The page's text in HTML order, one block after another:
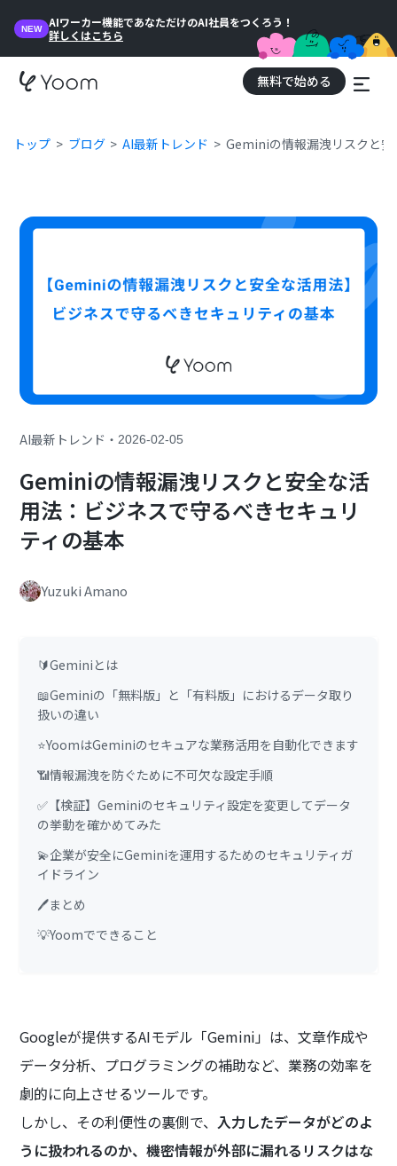
NEW
AIワーカー機能であなただけのAI社員をつくろう！
詳しくはこちら
無料で始める
トップ ブログ AI最新トレンド Geminiの情報漏洩リスクと
AI最新トレンド ・2026-02-05
Geminiの情報漏洩リスクと安全な活
用法：ビジネスで守るべきセキュリ
ティの基本
Yuzuki Amano
🔰Geminiとは
📖Geminiの「無料版」と「有料版」におけるデータ取り
扱いの違い
⭐YoomはGeminiのセキュアな業務活用を自動化できます
📶情報漏洩を防ぐために不可欠な設定手順
✅【検証】Geminiのセキュリティ設定を変更してデータ
の挙動を確かめてみた
💫企業が安全にGeminiを運用するためのセキュリティガ
イドライン
🖊️まとめ
💡Yoomでできること
Googleが提供するAIモデル「Gemini」は、文章作成や
データ分析、プログラミングの補助など、業務の効率を
劇的に向上させるツールです。
しかし、その利便性の裏側で、 入力したデータがどのよ
うに扱われるのか、機密情報が外部に漏れるリスクはな